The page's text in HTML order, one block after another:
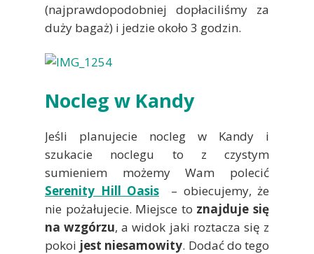
(najprawdopodobniej dopłaciliśmy za
duży bagaż) i jedzie około 3 godzin.
Nocleg w Kandy
Jeśli planujecie nocleg w Kandy i
szukacie noclegu to z czystym
sumieniem możemy Wam polecić
Serenity Hill Oasis – obiecujemy, że
nie pożałujecie. Miejsce to znajduje się
na wzgórzu, a widok jaki roztacza się z
pokoi jest niesamowity. Dodać do tego